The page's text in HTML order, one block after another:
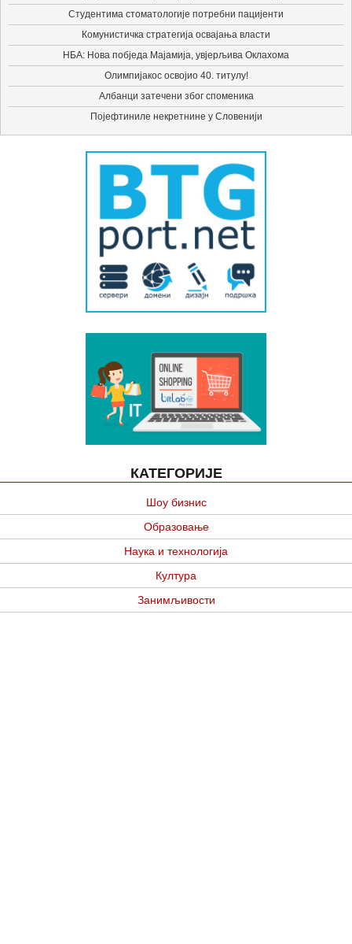
Студентима стоматологије потребни пацијенти
Комунистичка стратегија освајања власти
НБА: Нова побједа Мајамија, увјерљива Оклахома
Олимпијакос освојио 40. титулу!
Албанци затечени због споменика
Појефтиниле некретнине у Словенији
КАТЕГОРИЈЕ
Шоу бизнис
Образовање
Наука и технологија
Култура
Занимљивости